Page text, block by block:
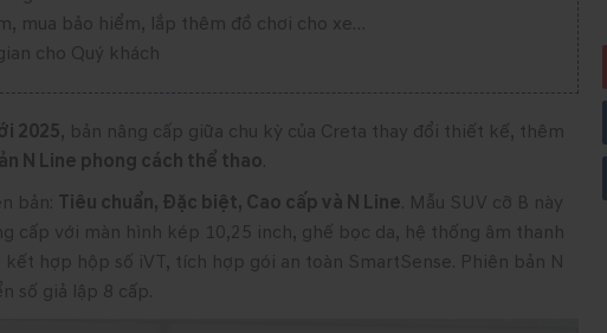
mua bảo hiểm, lắp thêm đồ chơi cho xe…
cho Quý khách
2025, bản nâng cấp giữa chu kỳ của Creta thay đổi thiết kế, thêm
N Line phong cách thể thao.
bản: Tiêu chuẩn, Đặc biệt, Cao cấp và N Line. Mẫu SUV cỡ B này
cấp với màn hình kép 10,25 inch, ghế bọc da, hệ thống âm thanh
hợp hộp số iVT, tích hợp gói an toàn SmartSense. Phiên bản N
số giả lập 8 cấp.